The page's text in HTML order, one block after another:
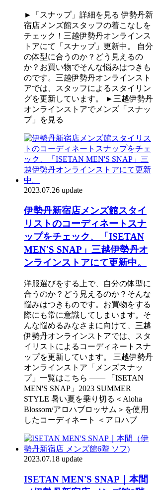
►「スナップ」詳細を見る 伊勢丹新
宿店メンズ館スタッフの着こなしを
チェック！三越伊勢丹オンラインス
トアにて「スナップ」更新中。 自分
の体型に合うのか？どう見えるの
か？お買い物でそんな悩みはつきも
のです。三越伊勢丹オンラインスト
アでは、スタッフによるスタイリン
グを更新しています。 ►三越伊勢丹
オンラインストアでメンズ「スナッ
プ」を見る
2023.07.26 update
伊勢丹新宿店メンズ館スタイ
リストのコーディネートスナ
ップをチェック、「ISETAN
MEN'S SNAP」三越伊勢丹オ
ンラインストアにて更新中。
洋服選びをする上で、自分の体型に
合うのか？どう見えるのか？そんな
悩みはつきものです。お買物をする
際にも常に意識してしまいます。そ
んな悩めるみなさまに向けて、三越
伊勢丹オンラインストアでは、スタ
イリストによるコーディネートスナ
ップを更新しています。 三越伊勢丹
オンラインストア「メンズスナッ
プ」一覧はこちら ―― 「ISETAN
MEN'S SNAP」2023 SUMMER
STYLE 暑い夏を乗り切る＜Aloha
Blossom/アロハブロッサム＞を使用
したコーディネート ＜アロハブ
2023.07.18 update
ISETAN MEN'S SNAP｜本間